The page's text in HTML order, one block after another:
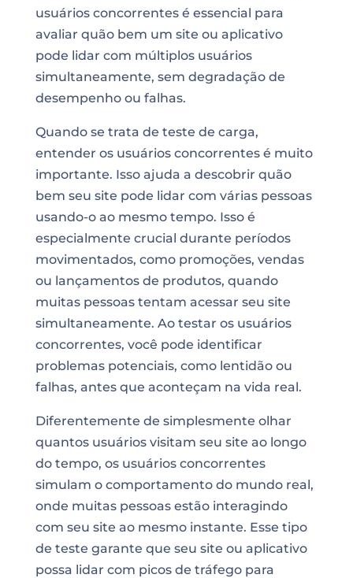
usuários concorrentes é essencial para
avaliar quão bem um site ou aplicativo
pode lidar com múltiplos usuários
simultaneamente, sem degradação de
desempenho ou falhas.
Quando se trata de teste de carga,
entender os usuários concorrentes é muito
importante. Isso ajuda a descobrir quão
bem seu site pode lidar com várias pessoas
usando-o ao mesmo tempo. Isso é
especialmente crucial durante períodos
movimentados, como promoções, vendas
ou lançamentos de produtos, quando
muitas pessoas tentam acessar seu site
simultaneamente. Ao testar os usuários
concorrentes, você pode identificar
problemas potenciais, como lentidão ou
falhas, antes que aconteçam na vida real.
Diferentemente de simplesmente olhar
quantos usuários visitam seu site ao longo
do tempo, os usuários concorrentes
simulam o comportamento do mundo real,
onde muitas pessoas estão interagindo
com seu site ao mesmo instante. Esse tipo
de teste garante que seu site ou aplicativo
possa lidar com picos de tráfego para